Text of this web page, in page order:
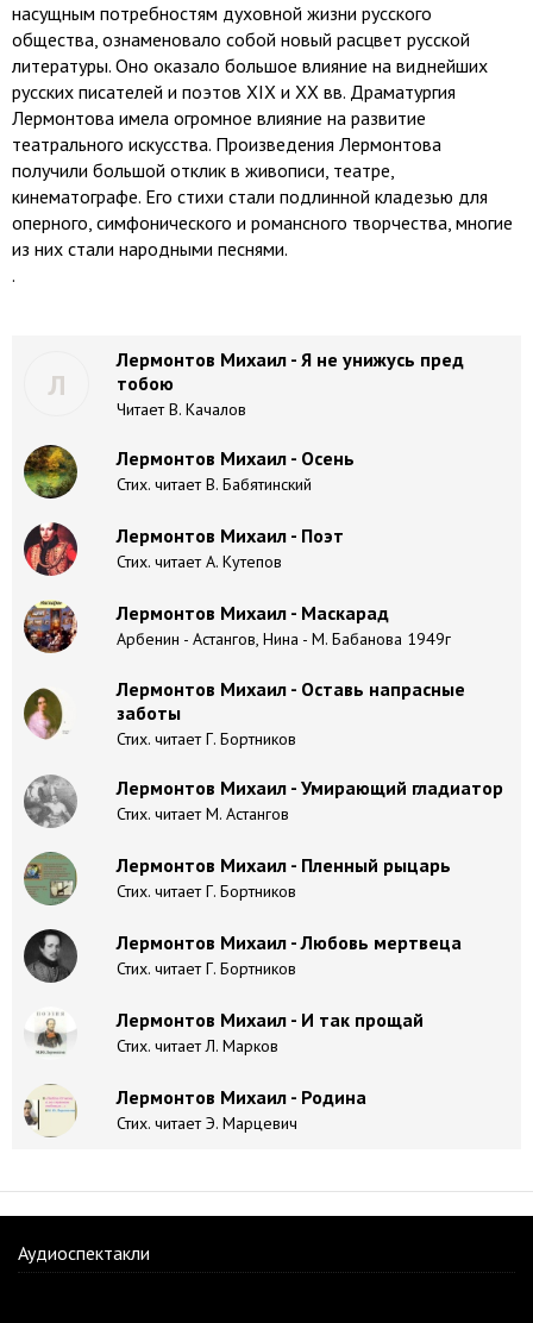
насущным потребностям духовной жизни русского
общества, ознаменовало собой новый расцвет русской
литературы. Оно оказало большое влияние на виднейших
русских писателей и поэтов XIX и XX вв. Драматургия
Лермонтова имела огромное влияние на развитие
театрального искусства. Произведения Лермонтова
получили большой отклик в живописи, театре,
кинематографе. Его стихи стали подлинной кладезью для
оперного, симфонического и романсного творчества, многие
из них стали народными песнями.
.
Л
Лермонтов Михаил - Я не унижусь пред
тобою
Читает В. Качалов
Лермонтов Михаил - Осень
Стих. читает В. Бабятинский
Лермонтов Михаил - Поэт
Стих. читает А. Кутепов
Лермонтов Михаил - Маскарад
Арбенин - Астангов, Нина - М. Бабанова 1949г
Лермонтов Михаил - Оставь напрасные
заботы
Стих. читает Г. Бортников
Лермонтов Михаил - Умирающий гладиатор
Стих. читает М. Астангов
Лермонтов Михаил - Пленный рыцарь
Стих. читает Г. Бортников
Лермонтов Михаил - Любовь мертвеца
Стих. читает Г. Бортников
Лермонтов Михаил - И так прощай
Стих. читает Л. Марков
Лермонтов Михаил - Родина
Стих. читает Э. Марцевич
Аудиоспектакли